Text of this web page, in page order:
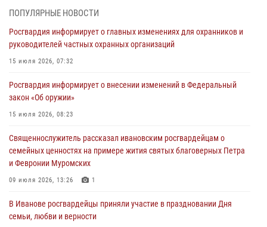
торжественных мероприятиях, посвященных празднованию Дня
Воздушно-десантных войск
02 августа 2026, 11:46
Мероприятия в рамках акции «Каникулы с Росгвардией»
продолжаются в Ивановской области
31 июля 2026, 11:08
В Ивановской области при содействии Росгвардии задержаны
подозреваемые в серии автомобильных краж
30 июля 2026, 12:41
празднования Дня Крещения Руси
ПОПУЛЯРНЫЕ НОВОСТИ
Росгвардия информирует о главных изменениях для охранников и
руководителей частных охранных организаций
15 июля 2026, 07:32
Росгвардия информирует о внесении изменений в Федеральный
закон «Об оружии»
15 июля 2026, 08:23
Священнослужитель рассказал ивановским росгвардейцам о
семейных ценностях на примере жития святых благоверных Петра
и Февронии Муромских
09 июля 2026, 13:26 1
В Иванове росгвардейцы приняли участие в праздновании Дня
семьи, любви и верности